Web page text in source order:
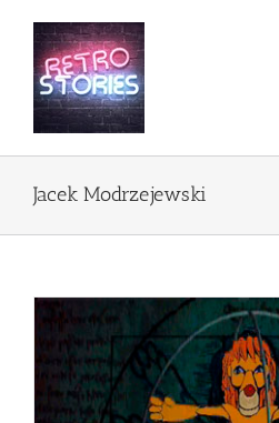
zawartości
Jacek Modrzejewski